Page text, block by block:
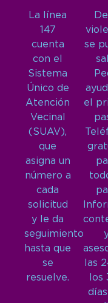
La línea
147
cuenta
con el
Sistema
Único de
Atención
Vecinal
(SUAV),
que
asigna un
número a
cada
solicitud
y le da
seguimiento
hasta que
se
resuelve.
se
el
las
los
días